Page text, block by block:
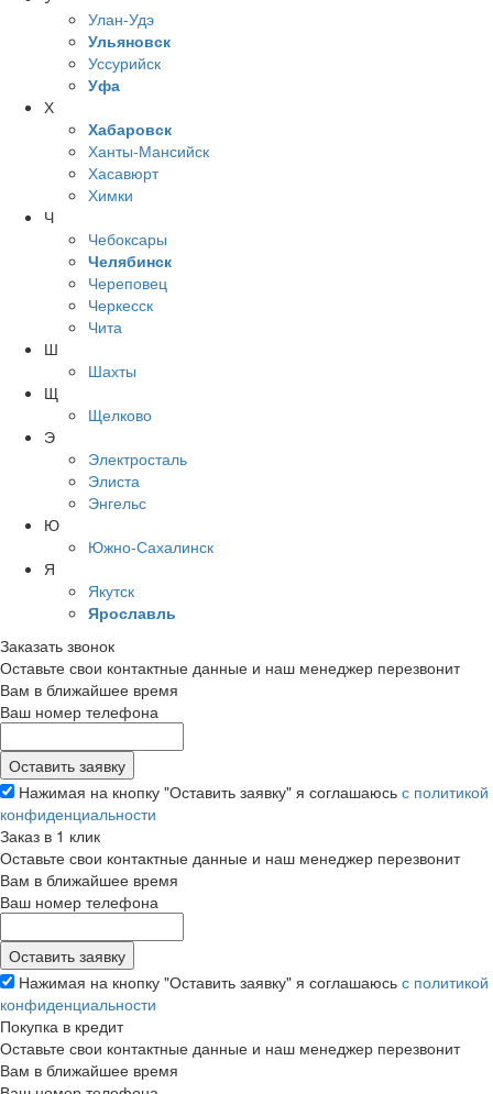
Улан-Удэ
Ульяновск
Уссурийск
Уфа
Х
Хабаровск
Ханты-Мансийск
Хасавюрт
Химки
Ч
Чебоксары
Челябинск
Череповец
Черкесск
Чита
Ш
Шахты
Щ
Щелково
Э
Электросталь
Элиста
Энгельс
Ю
Южно-Сахалинск
Я
Якутск
Ярославль
Заказать звонок
Оставьте свои контактные данные и наш менеджер перезвонит
Вам в ближайшее время
Ваш номер телефона
Нажимая на кнопку "Оставить заявку" я соглашаюсь с политикой
конфиденциальности
Заказ в 1 клик
Оставьте свои контактные данные и наш менеджер перезвонит
Вам в ближайшее время
Ваш номер телефона
Нажимая на кнопку "Оставить заявку" я соглашаюсь с политикой
конфиденциальности
Покупка в кредит
Оставьте свои контактные данные и наш менеджер перезвонит
Вам в ближайшее время